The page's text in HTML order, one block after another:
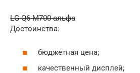
LG Q6 M700 альфа
Достоинства:
бюджетная цена;
качественный дисплей;